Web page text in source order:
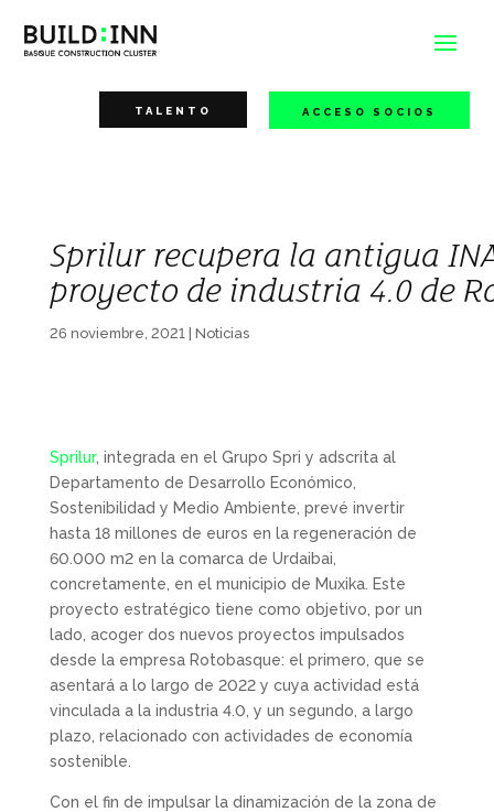
TALENTO ACCESO SOCIOS
Sprilur recupera la antigua
proyecto de industria 4.0 de
26 noviembre, 2021| Noticias
Sprilur, integrada en el Grupo Spri y adscrita al
Departamento de Desarrollo Económico,
Sostenibilidad y Medio Ambiente, prevé invertir
hasta 18 millones de euros en la regeneración de
60.000 m2 en la comarca de Urdaibai,
concretamente, en el municipio de Muxika. Este
proyecto estratégico tiene como objetivo, por un
lado, acoger dos nuevos proyectos impulsados
desde la empresa Rotobasque: el primero, que se
asentará a lo largo de 2022 y cuya actividad está
vinculada a la industria 4.0, y un segundo, a largo
plazo, relacionado con actividades de economía
sostenible.
Con el fin de impulsar la dinamización de la zona de